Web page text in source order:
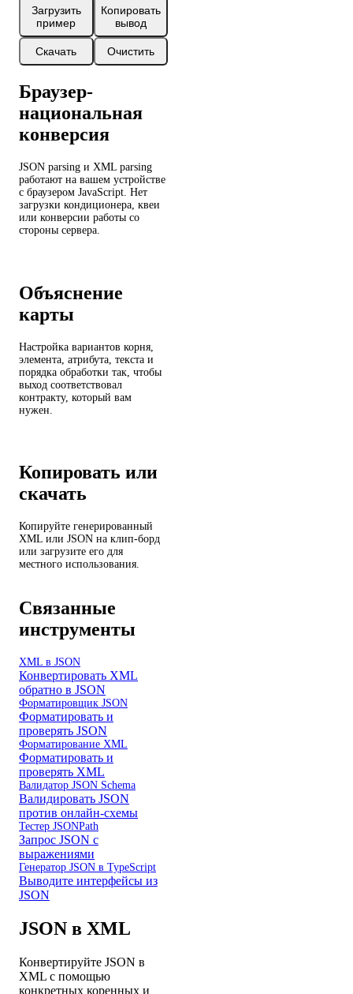
Загрузить
пример
Копировать
вывод
Скачать Очистить
Браузер-
национальная
конверсия
JSON parsing и XML parsing
работают на вашем устройстве
с браузером JavaScript. Нет
загрузки кондиционера, квеи
или конверсии работы со
стороны сервера.
Объяснение
карты
Настройка вариантов корня,
элемента, атрибута, текста и
порядка обработки так, чтобы
выход соответствовал
контракту, который вам
нужен.
Копировать или
скачать
Копируйте генерированный
XML или JSON на клип-борд
или загрузите его для
местного использования.
Связанные
инструменты
XML в JSON
Конвертировать XML
обратно в JSON
Форматировщик JSON
Форматировать и
проверять JSON
Форматирование XML
Форматировать и
проверять XML
Валидатор JSON Schema
Валидировать JSON
против онлайн-схемы
Тестер JSONPath
Запрос JSON с
выражениями
Генератор JSON в TypeScript
Выводите интерфейсы из
JSON
JSON в XML
Конвертируйте JSON в
XML с помощью
конкретных коренных и